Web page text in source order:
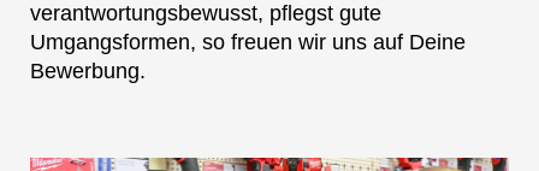
verantwortungsbewusst, pflegst gute
Umgangsformen, so freuen wir uns auf Deine
Bewerbung.